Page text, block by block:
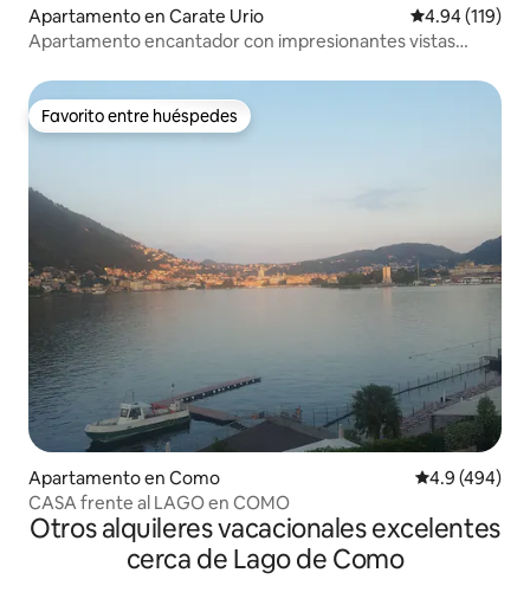
Apartamento en Carate Urio Calificación
4.94 (119)
Apartamento encantador con impresionantes vistas
Favorito entre huéspedes
Favorito entre huéspedes
Apartamento en Como Calificación
4.9 (494)
CASA frente al LAGO en COMO
Otros alquileres vacacionales excelentes
cerca de Lago de Como